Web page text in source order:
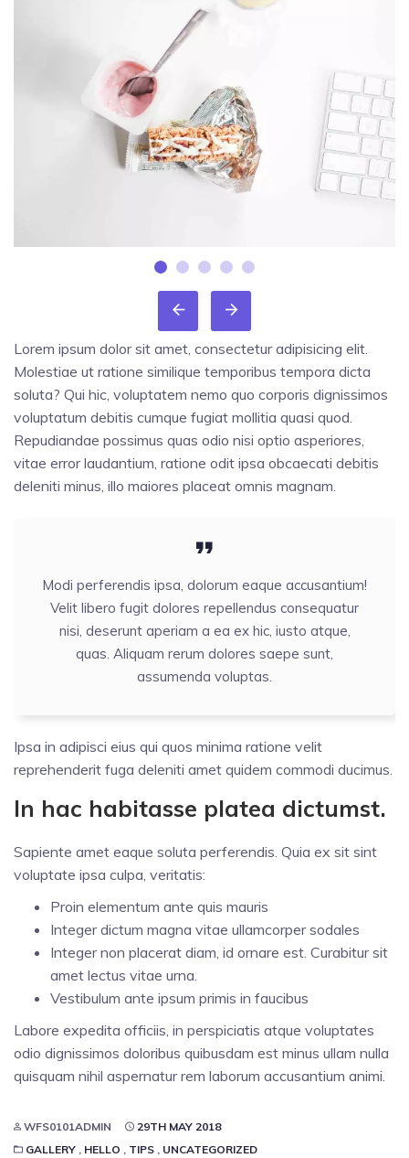
Lorem ipsum dolor sit amet, consectetur adipisicing elit.
Molestiae ut ratione similique temporibus tempora dicta
soluta? Qui hic, voluptatem nemo quo corporis dignissimos
voluptatum debitis cumque fugiat mollitia quasi quod.
Repudiandae possimus quas odio nisi optio asperiores,
vitae error laudantium, ratione odit ipsa obcaecati debitis
deleniti minus, illo maiores placeat omnis magnam.
Modi perferendis ipsa, dolorum eaque accusantium!
Velit libero fugit dolores repellendus consequatur
nisi, deserunt aperiam a ea ex hic, iusto atque,
quas. Aliquam rerum dolores saepe sunt,
assumenda voluptas.
Ipsa in adipisci eius qui quos minima ratione velit
reprehenderit fuga deleniti amet quidem commodi ducimus.
In hac habitasse platea dictumst.
Sapiente amet eaque soluta perferendis. Quia ex sit sint
voluptate ipsa culpa, veritatis:
Proin elementum ante quis mauris
Integer dictum magna vitae ullamcorper sodales
Integer non placerat diam, id ornare est. Curabitur sit
amet lectus vitae urna.
Vestibulum ante ipsum primis in faucibus
Labore expedita officiis, in perspiciatis atque voluptates
odio dignissimos doloribus quibusdam est minus ullam nulla
quisquam nihil aspernatur rem laborum accusantium animi.
WFS0101ADMIN
29TH MAY 2018
GALLERY , HELLO , TIPS , UNCATEGORIZED